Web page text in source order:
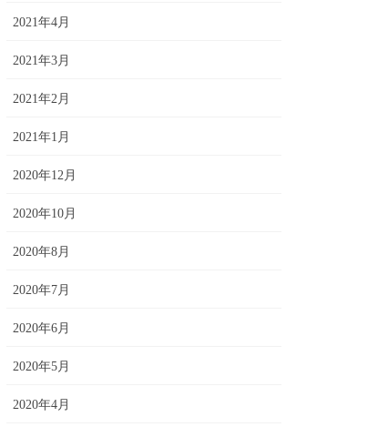
2021年4月
2021年3月
2021年2月
2021年1月
2020年12月
2020年10月
2020年8月
2020年7月
2020年6月
2020年5月
2020年4月